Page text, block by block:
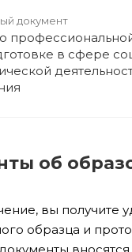
документ
в сфере
об
вы получите
образца и